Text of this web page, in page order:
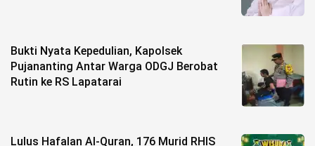
Bukti Nyata Kepedulian, Kapolsek
Pujananting Antar Warga ODGJ Berobat
Rutin ke RS Lapatarai
Lulus Hafalan Al-Quran, 176 Murid RHIS